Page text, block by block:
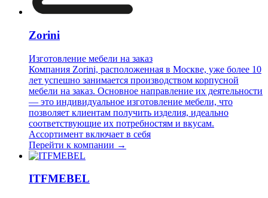
Zorini
Изготовление мебели на заказ
Компания Zorini, расположенная в Москве, уже более 10
лет успешно занимается производством корпусной
мебели на заказ. Основное направление их деятельности
— это индивидуальное изготовление мебели, что
позволяет клиентам получить изделия, идеально
соответствующие их потребностям и вкусам.
Ассортимент включает в себя
Перейти к компании →
ITFMEBEL